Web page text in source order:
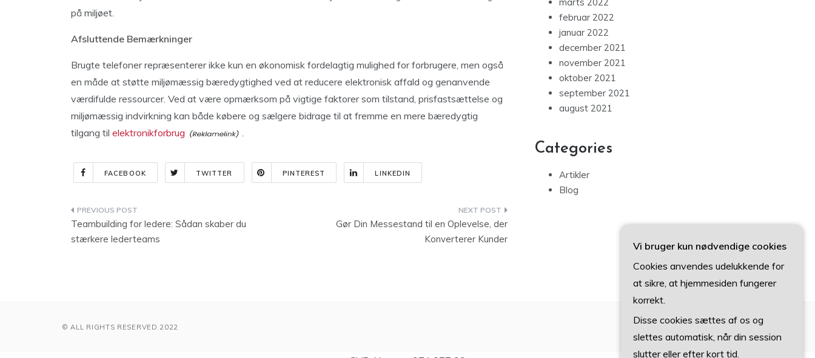
på miljøet.
Afsluttende Bemærkninger
Brugte telefoner repræsenterer ikke kun en økonomisk fordelagtig mulighed for forbrugere, men også
en måde at støtte miljømæssig bæredygtighed ved at reducere elektronisk affald og genanvende
værdifulde ressourcer. Ved at være opmærksom på vigtige faktorer som tilstand, prisfastsættelse og
miljømæssig indvirkning kan både købere og sælgere bidrage til at fremme en mere bæredygtig
tilgang til elektronikforbrug .
FACEBOOK TWITTER PINTEREST LINKEDIN
Indlægsnavigation
Teambuilding for ledere: Sådan skaber du
stærkere lederteams
Gør Din Messestand til en Oplevelse, der
Konverterer Kunder
februar 2022
januar 2022
december 2021
november 2021
oktober 2021
september 2021
august 2021
Categories
Artikler
Blog
© ALL RIGHTS RESERVED 2022
Vi bruger kun nødvendige cookies
Cookies anvendes udelukkende for
at sikre, at hjemmesiden fungerer
korrekt.
Disse cookies sættes af os og
slettes automatisk, når din session
slutter eller efter kort tid.